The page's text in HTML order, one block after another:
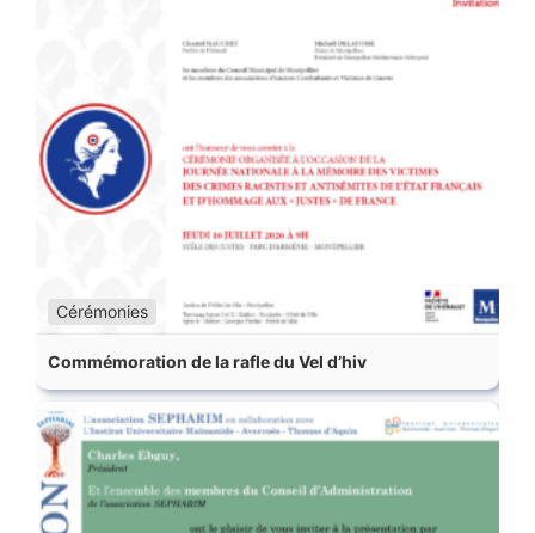
Cérémonies
Commémoration de la rafle du Vel d’hiv